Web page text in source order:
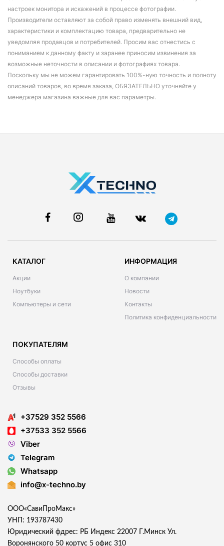
настроек монитора и искажений в процессе фотографии.
Производители оставляют за собой право изменять внешний вид,
характеристики и комплектацию товара, предварительно не
уведомляя продавцов и потребителей. Просим вас отнестись с
пониманием к данному факту и заранее приносим извинения за
возможные неточности в описании и фотографиях товара.
Поскольку мы не можем гарантировать 100%-ную точность и полноту
описаний товаров, во время заказа, ОБЯЗАТЕЛЬНО уточняйте у
менеджера магазина важные для вас параметры.
КАТАЛОГ
Акции
Ноутбуки
Компьютеры и сети
ИНФОРМАЦИЯ
О компании
Новости
Контакты
Политика конфиденциальности
ПОКУПАТЕЛЯМ
Способы оплаты
Способы доставки
Отзывы
+37529 352 5566
+37533 352 5566
Viber
Telegram
Whatsapp
info@x-techno.by
ООО«СавиПроМакс»
УНП: 193787430
Юридический фдрес: РБ Индекс 22007 Г.Минск Ул.
Воронянского 50 кортус 5 офис 310